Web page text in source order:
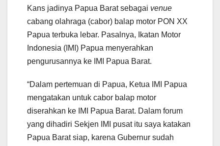
Kans jadinya Papua Barat sebagai venue
cabang olahraga (cabor) balap motor PON XX
Papua terbuka lebar. Pasalnya, Ikatan Motor
Indonesia (IMI) Papua menyerahkan
pengurusannya ke IMI Papua Barat.
“Dalam pertemuan di Papua, Ketua IMI Papua
mengatakan untuk cabor balap motor
diserahkan ke IMI Papua Barat. Dalam forum
yang dihadiri Sekjen IMI pusat itu saya katakan
Papua Barat siap, karena Gubernur sudah